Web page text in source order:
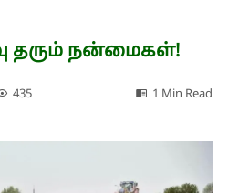
தரும் நன்மைகள்!
435 1 Min Read